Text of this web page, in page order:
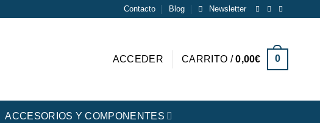
Contacto Blog Newsletter
ACCEDER CARRITO /0,00€ 0
ACCESORIOS Y COMPONENTES